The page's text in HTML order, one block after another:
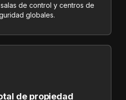
de control y centros de
globales.
de propiedad